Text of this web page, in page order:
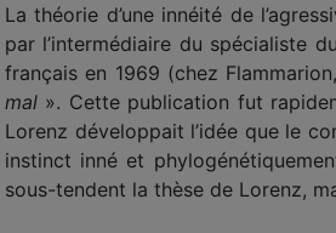
La théorie d’une innéité de
par l’intermédiaire du spécialiste
français en 1969 (chez
mal ». Cette publication fut
Lorenz développait l’idée que le
instinct inné et
sous-tendent la thèse de Lorenz,